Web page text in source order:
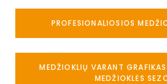
PROFESIONALIOSIOS
MEDŽIOKLIŲ VARANT
MEDŽIOKLĖS